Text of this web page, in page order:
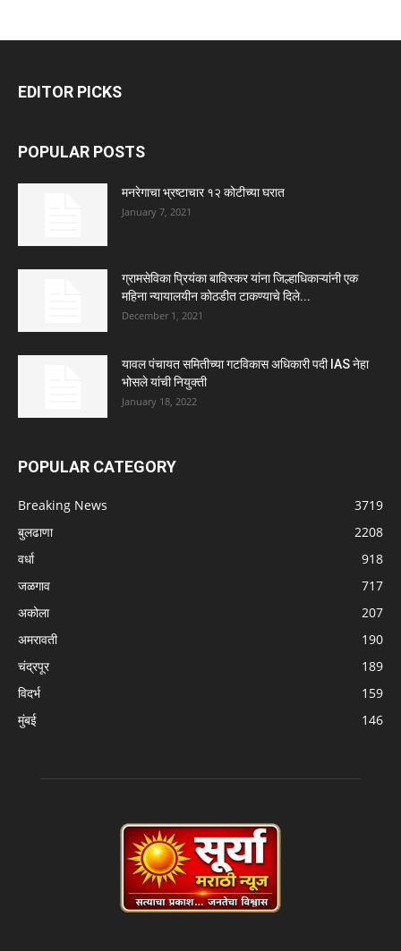
EDITOR PICKS
POPULAR POSTS
मनरेगाचा भ्रष्टाचार १२ कोटीच्या घरात
January 7, 2021
ग्रामसेविका प्रियंका बाविस्कर यांना जिल्हाधिकाऱ्यांनी एक
महिना न्यायालयीन कोठडीत टाकण्याचे दिले...
December 1, 2021
यावल पंचायत समितीच्या गटविकास अधिकारी पदी IAS नेहा
भोसले यांची नियुक्ती
January 18, 2022
POPULAR CATEGORY
Breaking News
3719
बुलढाणा
2208
वर्धा
918
जळगाव
717
अकोला
207
अमरावती
190
चंद्रपूर
189
विदर्भ
159
मुंबई
146